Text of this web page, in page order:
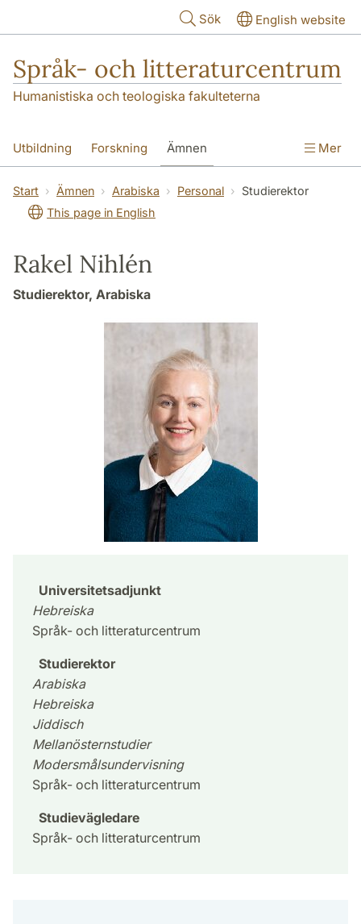
Sök English website
Språk- och litteraturcentrum
Humanistiska och teologiska fakulteterna
Utbildning Forskning Ämnen
SOL-husen Kontakt Institutionen
översättning till svenska
Mer
Start Ämnen Arabiska Personal
Studierektor
This page in English
Rakel Nihlén
Studierektor, Arabiska
Universitetsadjunkt
Hebreiska
Språk- och litteraturcentrum
Studierektor
Arabiska
Hebreiska
Jiddisch
Mellanösternstudier
Modersmålsundervisning
Språk- och litteraturcentrum
Studievägledare
Språk- och litteraturcentrum